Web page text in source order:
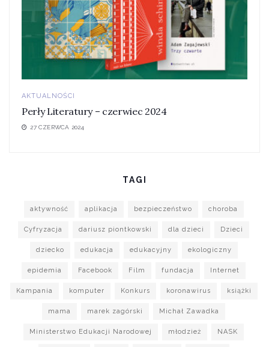
AKTUALNOŚCI
Perły Literatury – czerwiec 2024
27 CZERWCA 2024
TAGI
aktywność aplikacja bezpieczeństwo choroba
Cyfryzacja dariusz piontkowski dla dzieci Dzieci
dziecko edukacja edukacyjny ekologiczny
epidemia Facebook Film fundacja Internet
Kampania komputer Konkurs koronawirus książki
mama marek zagórski Michał Zawadka
Ministerstwo Edukacji Narodowej młodzież NASK